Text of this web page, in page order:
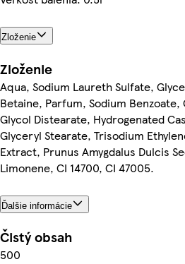
Zloženie
Zloženie
Aqua, Sodium Laureth Sulfate,
Betaine, Parfum, Sodium
Glycol Distearate, Hydrogenated
Glyceryl Stearate, Trisodium
Extract, Prunus Amygdalus Dulcis
Limonene, CI 14700, CI 47005.
Ďalšie informácie
Čistý obsah
500